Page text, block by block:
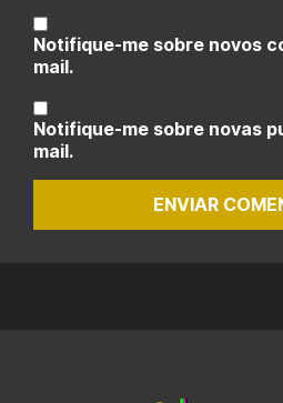
Notifique-me sobre novos
mail.
Notifique-me sobre novas
mail.
ENVIAR